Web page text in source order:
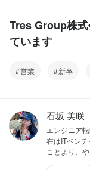
Tres Group株
ています
営業 新卒
石坂 美咲
エンジニア
在はITベン
ことより、